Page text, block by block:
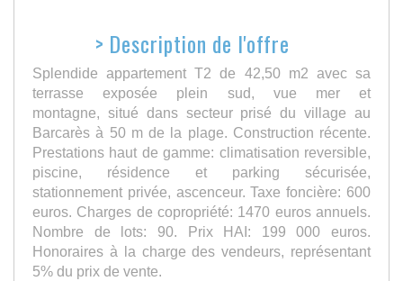
> Description de l'offre
Splendide appartement T2 de 42,50 m2 avec sa
terrasse exposée plein sud, vue mer et
montagne, situé dans secteur prisé du village au
Barcarès à 50 m de la plage. Construction récente.
Prestations haut de gamme: climatisation reversible,
piscine, résidence et parking sécurisée,
stationnement privée, ascenceur. Taxe foncière: 600
euros. Charges de copropriété: 1470 euros annuels.
Nombre de lots: 90. Prix HAI: 199 000 euros.
Honoraires à la charge des vendeurs, représentant
5% du prix de vente.